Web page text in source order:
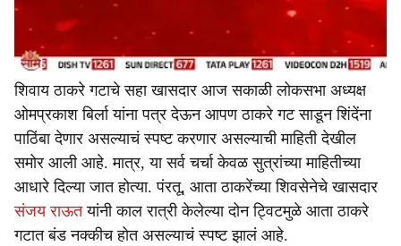
शिवाय ठाकरे गटाचे सहा खासदार आज सकाळी लोकसभा अध्यक्ष
ओमप्रकाश बिर्ला यांना पत्र देऊन आपण ठाकरे गट साडून शिंदेंना
पाठिंबा देणार असल्याचं स्पष्ट करणार असल्याची माहिती देखील
समोर आली आहे. मात्र, या सर्व चर्चा केवळ सुत्रांच्या माहितीच्या
आधारे दिल्या जात होत्या. पंरतू, आता ठाकरेंच्या शिवसेनेचे खासदार
संजय राऊतयांनी काल रात्री केलेल्या दोन ट्विटमुळे आता ठाकरे
गटात बंड नक्कीच होत असल्याचं स्पष्ट झालं आहे.